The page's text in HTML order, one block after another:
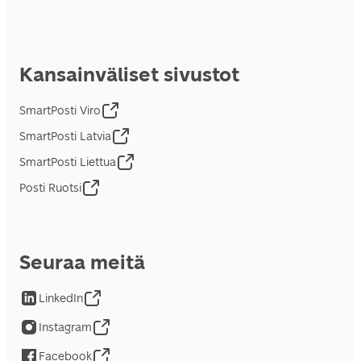
Kansainväliset sivustot
SmartPosti Viro
SmartPosti Latvia
SmartPosti Liettua
Posti Ruotsi
Seuraa meitä
LinkedIn
Instagram
Facebook